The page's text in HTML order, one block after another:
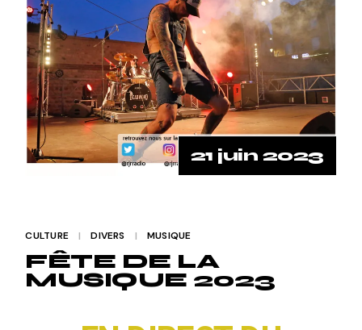
21 juin 2023
CULTURE DIVERS MUSIQUE
FÊTE DE LA
MUSIQUE 2023